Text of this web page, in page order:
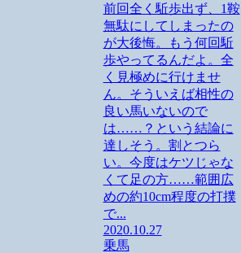
前回全く駈歩出ず、1鞍
無駄にしてしまったの
が大後悔。もう何回駈
歩やってるんだよ。全
く見極めに行けませ
ん。そういえば相性の
良い馬いないので
は……？という結論に
達しそう。割とつら
い。今度はケツじゃな
くて足の方……範囲広
めの約10cm程度の打撲
で...
2020.10.27
乗馬